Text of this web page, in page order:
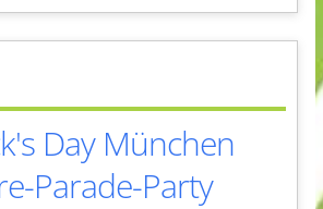
Day München
Parade-Party